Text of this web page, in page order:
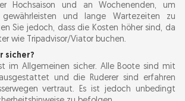
Hochsaison und an Wochenenden, um
und lange Wartezeiten zu
Sie jedoch, dass die Kosten höher sind, da
wie Tripadvisor/Viator buchen.
sicher?
im Allgemeinen sicher. Alle Boote sind mit
und die Ruderer sind erfahren
vertraut. Es ist jedoch unbedingt